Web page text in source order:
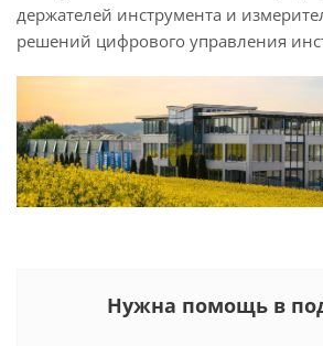
держателей инструмента и
решений цифрового управления
Нужна помощь в